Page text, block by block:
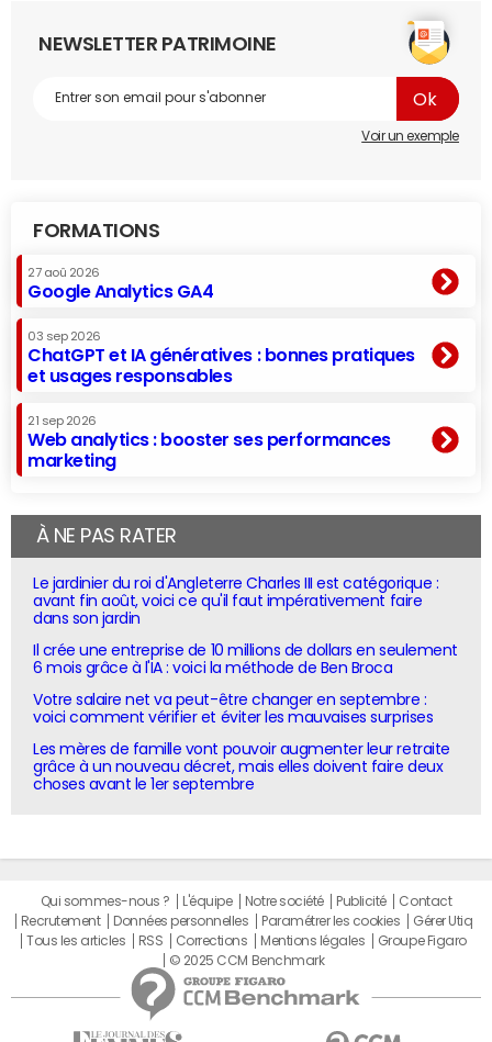
NEWSLETTER PATRIMOINE
Voir un exemple
FORMATIONS
27 aoû 2026
Google Analytics GA4
03 sep 2026
ChatGPT et IA génératives : bonnes pratiques
et usages responsables
21 sep 2026
Web analytics : booster ses performances
marketing
À NE PAS RATER
Le jardinier du roi d'Angleterre Charles III est catégorique :
avant fin août, voici ce qu'il faut impérativement faire
dans son jardin
Il crée une entreprise de 10 millions de dollars en seulement
6 mois grâce à l'IA : voici la méthode de Ben Broca
Votre salaire net va peut-être changer en septembre :
voici comment vérifier et éviter les mauvaises surprises
Les mères de famille vont pouvoir augmenter leur retraite
grâce à un nouveau décret, mais elles doivent faire deux
choses avant le 1er septembre
Qui sommes-nous ? L'équipe Notre société Publicité
Contact
Recrutement
Données personnelles Paramétrer les cookies
Gérer Utiq
Tous les articles
RSS Corrections Mentions légales
Groupe Figaro
© 2025 CCM Benchmark